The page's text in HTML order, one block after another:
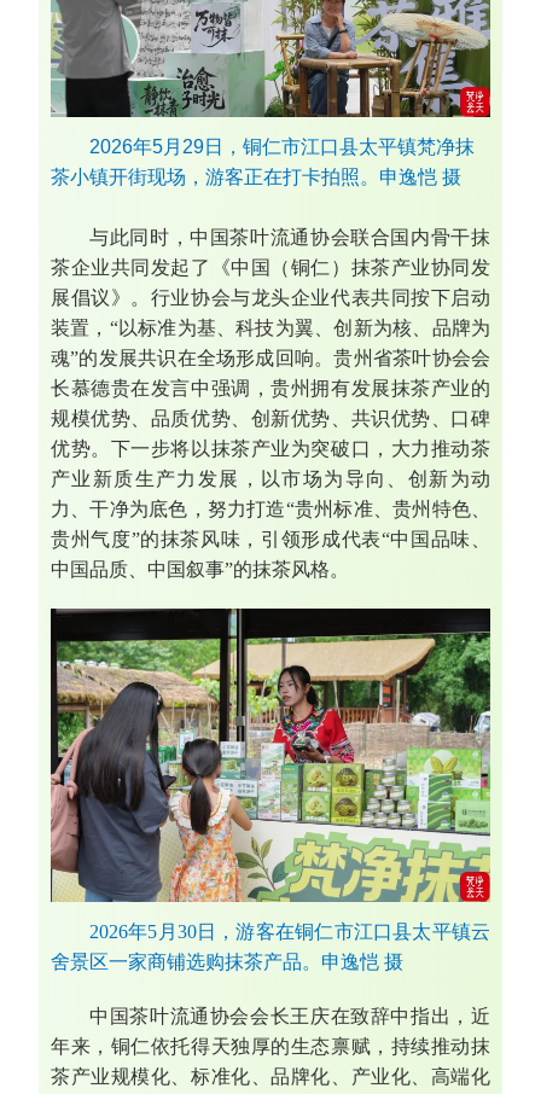
2026年5月29日，铜仁市江口县太平镇梵净抹
茶小镇开街现场，游客正在打卡拍照。申逸恺 摄
与此同时，中国茶叶流通协会联合国内骨干抹
茶企业共同发起了《中国（铜仁）抹茶产业协同发
展倡议》。行业协会与龙头企业代表共同按下启动
装置，“以标准为基、科技为翼、创新为核、品牌为
魂”的发展共识在全场形成回响。贵州省茶叶协会会
长慕德贵在发言中强调，贵州拥有发展抹茶产业的
规模优势、品质优势、创新优势、共识优势、口碑
优势。下一步将以抹茶产业为突破口，大力推动茶
产业新质生产力发展，以市场为导向、创新为动
力、干净为底色，努力打造“贵州标准、贵州特色、
贵州气度”的抹茶风味，引领形成代表“中国品味、
中国品质、中国叙事”的抹茶风格。
2026年5月30日，游客在铜仁市江口县太平镇云
舍景区一家商铺选购抹茶产品。申逸恺 摄
中国茶叶流通协会会长王庆在致辞中指出，近
年来，铜仁依托得天独厚的生态禀赋，持续推动抹
茶产业规模化、标准化、品牌化、产业化、高端化